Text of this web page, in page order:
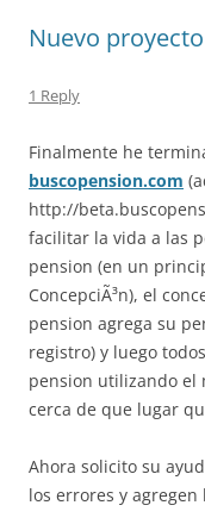
Nuevo
1 Reply
Finalmente he
buscopension.com
http://
facilitar la vida a las
pension (en un
ConcepciÃ³n), el
pension agrega su
registro) y luego
pension utilizando el
cerca de que lugar
Ahora solicito su
los errores y agregen